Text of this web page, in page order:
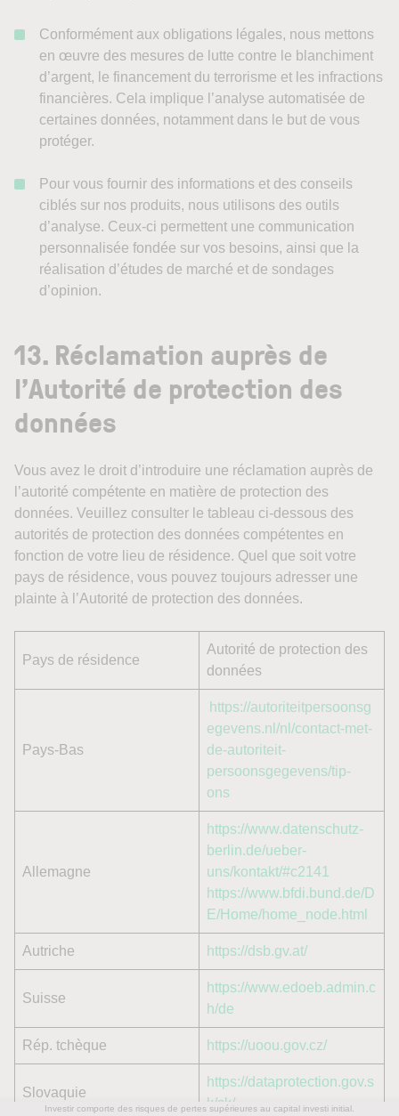
Conformément aux obligations légales, nous mettons
en œuvre des mesures de lutte contre le blanchiment
d’argent, le financement du terrorisme et les infractions
financières. Cela implique l’analyse automatisée de
certaines données, notamment dans le but de vous
protéger.
Pour vous fournir des informations et des conseils
ciblés sur nos produits, nous utilisons des outils
d’analyse. Ceux-ci permettent une communication
personnalisée fondée sur vos besoins, ainsi que la
réalisation d’études de marché et de sondages
d’opinion.
13. Réclamation auprès de
l’Autorité de protection des
données
Vous avez le droit d’introduire une réclamation auprès de
l’autorité compétente en matière de protection des
données. Veuillez consulter le tableau ci-dessous des
autorités de protection des données compétentes en
fonction de votre lieu de résidence. Quel que soit votre
pays de résidence, vous pouvez toujours adresser une
plainte à l’Autorité de protection des données.
Pays de résidence
Autorité de protection des
données
Pays-Bas
https://autoriteitpersoonsg
egevens.nl/nl/contact-met-
de-autoriteit-
persoonsgegevens/tip-
ons
Allemagne
https://www.datenschutz-
berlin.de/ueber-
uns/kontakt/#c2141
https://www.bfdi.bund.de/D
E/Home/home_node.html
Autriche https://dsb.gv.at/
Suisse
https://www.edoeb.admin.c
h/de
Rép. tchèque https://uoou.gov.cz/
Slovaquie
https://dataprotection.gov.s
k/sk/
Investir comporte des risques de pertes supérieures au capital investi initial.